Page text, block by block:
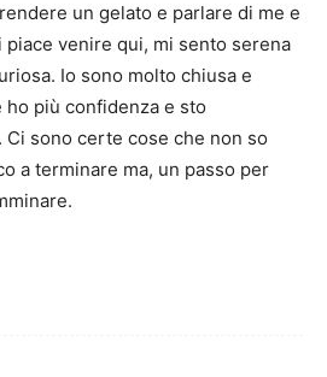
un gelato e parlare di me e
venire qui, mi sento serena
Io sono molto chiusa e
più confidenza e sto
sono certe cose che non so
a terminare ma, un passo per